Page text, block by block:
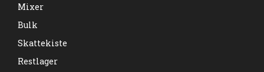
Mixer
Bulk
Skattekiste
Restlager